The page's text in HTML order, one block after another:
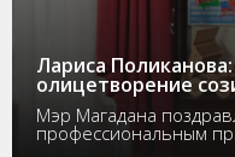
Лариса
олицетворение
Мэр Магадана
профессиональным